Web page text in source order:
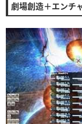
劇場創造＋エンチ